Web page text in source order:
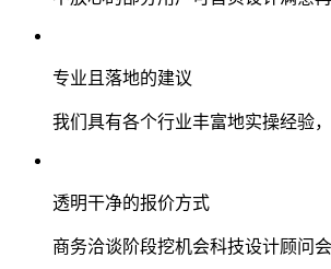
专业且落地的建议
我们具有各个行业丰富地实操经验
透明干净的报价方式
商务洽谈阶段挖机会科技设计顾问